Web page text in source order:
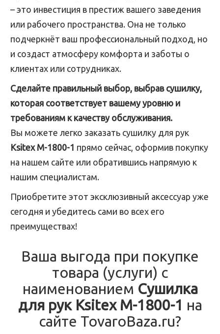
– это инвестиция в престиж вашего заведения
или рабочего пространства. Она не только
подчеркнёт ваш профессиональный подход, но
и создаст атмосферу комфорта и заботы о
клиентах или сотрудниках.
Сделайте правильный выбор, выбрав сушилку,
которая соответствует вашему уровню и
требованиям к качеству обслуживания.
Вы можете легко заказать сушилку для рук
Ksitex M-1800-1 прямо сейчас, оформив покупку
на нашем сайте или обратившись напрямую к
нашим специалистам.
Приобретите этот эксклюзивный аксессуар уже
сегодня и убедитесь сами во всех его
преимуществах!
Ваша выгода при покупке
товара (услуги) с
наименованием Сушилка
для рук Ksitex M-1800-1 на
сайте TovaroBaza.ru?